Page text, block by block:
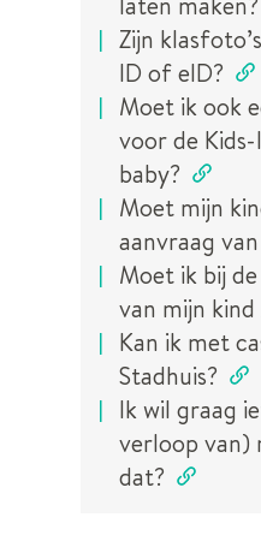
Zijn
ID of eID?
Moet ik ook
voor de
baby?
Moet mijn
aanvraag
Moet ik bij
van mijn kind
Kan ik met
Stadhuis?
Ik wil graag
verloop van)
dat?